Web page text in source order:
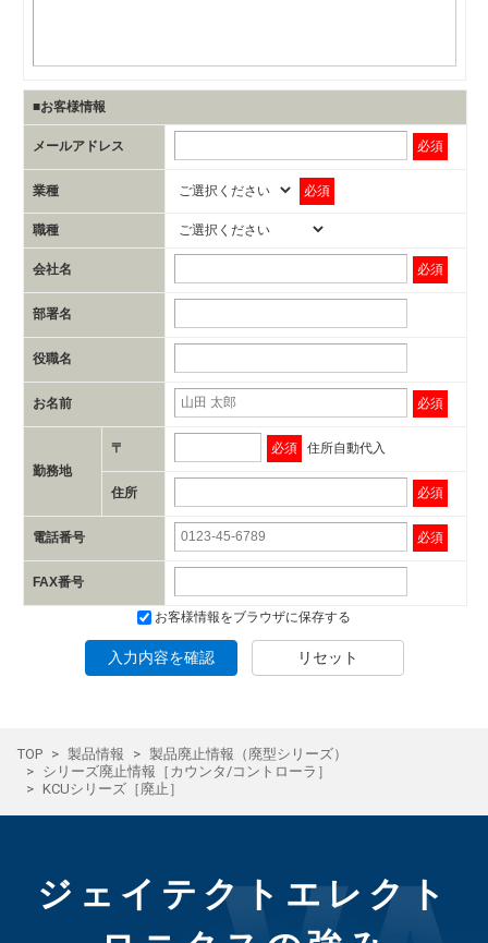
■お客様情報
メールアドレス 必須
業種 必須
職種
会社名 必須
部署名
役職名
お名前 必須
勤務地
〒 必須 住所自動代入
住所 必須
電話番号 必須
FAX番号
お客様情報をブラウザに保存する
入力内容を確認 リセット
TOP 製品情報
製品廃止情報（廃型シリーズ）
シリーズ廃止情報［カウンタ/コントローラ］
KCUシリーズ［廃止］
ジェイテクトエレクト